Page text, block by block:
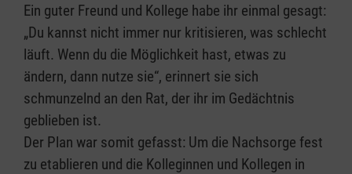
Ein guter Freund und Kollege habe ihr einmal gesagt:
„Du kannst nicht immer nur kritisieren, was schlecht
läuft. Wenn du die Möglichkeit hast, etwas zu
ändern, dann nutze sie“, erinnert sie sich
schmunzelnd an den Rat, der ihr im Gedächtnis
geblieben ist.
Der Plan war somit gefasst: Um die Nachsorge fest
zu etablieren und die Kolleginnen und Kollegen in